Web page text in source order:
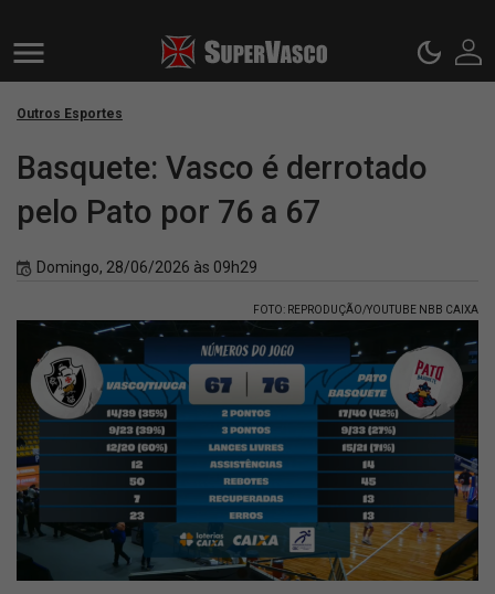
Outros Esportes
Basquete: Vasco é derrotado
pelo Pato por 76 a 67
Domingo, 28/06/2026 às 09h29
FOTO: REPRODUÇÃO/YOUTUBE NBB CAIXA